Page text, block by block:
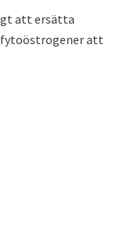
att ersätta
att